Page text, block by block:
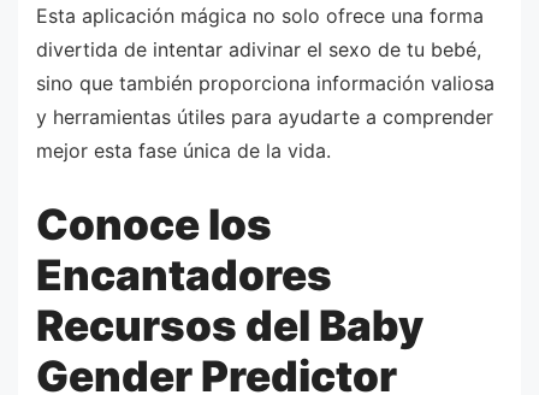
Esta aplicación mágica no solo ofrece una forma
divertida de intentar adivinar el sexo de tu bebé,
sino que también proporciona información valiosa
y herramientas útiles para ayudarte a comprender
mejor esta fase única de la vida.
Conoce los
Encantadores
Recursos del Baby
Gender Predictor